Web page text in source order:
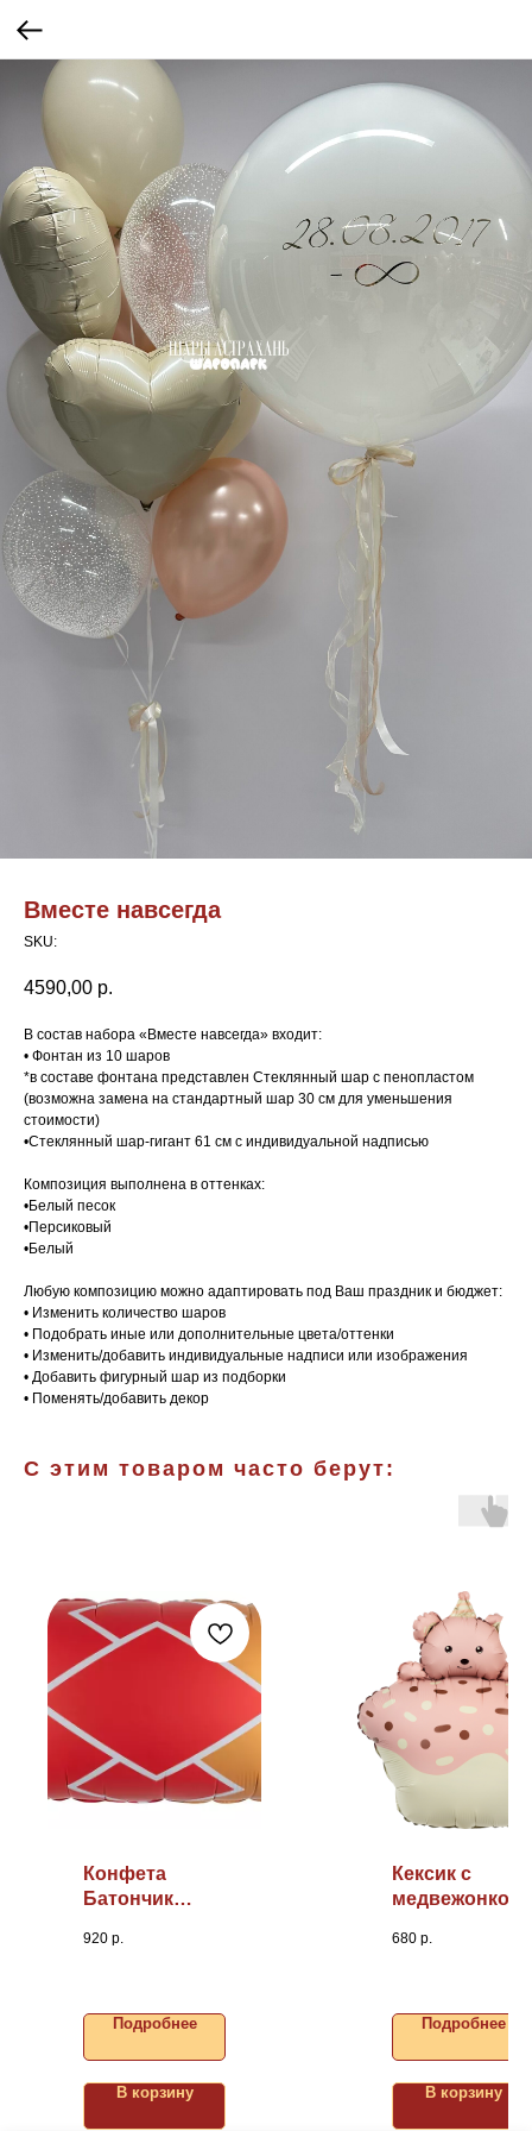
Вместе навсегда
SKU:
4590,00 р.
В состав набора «Вместе навсегда» входит:
• Фонтан из 10 шаров
*в составе фонтана представлен Стеклянный шар с пенопластом
(возможна замена на стандартный шар 30 см для уменьшения
стоимости)
•Стеклянный шар-гигант 61 см с индивидуальной надписью
Композиция выполнена в оттенках:
•Белый песок
•Персиковый
•Белый
Любую композицию можно адаптировать под Ваш праздник и бюджет:
• Изменить количество шаров
• Подобрать иные или дополнительные цвета/оттенки
• Изменить/добавить индивидуальные надписи или изображения
• Добавить фигурный шар из подборки
• Поменять/добавить декор
С этим товаром часто берут:
Конфета
Батончик
920 р.
Подробнее
В корзину
Кексик с
медвежонком,
680 р.
Подробнее
В корзину